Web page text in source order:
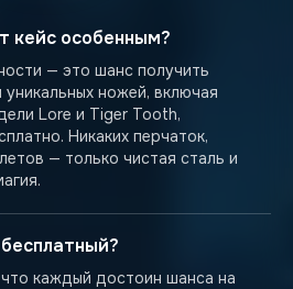
кейс особенным?
— это шанс получить
ножей, включая
Lore и Tiger Tooth,
Никаких перчаток,
— только чистая сталь и
каждый достоин шанса на